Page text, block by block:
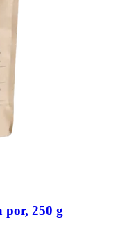
por, 250 g